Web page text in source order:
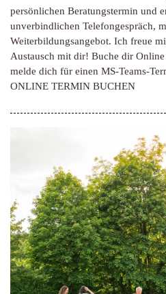
persönlichen Beratungstermin und
unverbindlichen Telefongespräch,
Weiterbildungsangebot. Ich freue
Austausch mit dir! Buche dir
melde dich für einen MS-Teams-
ONLINE TERMIN BUCHEN